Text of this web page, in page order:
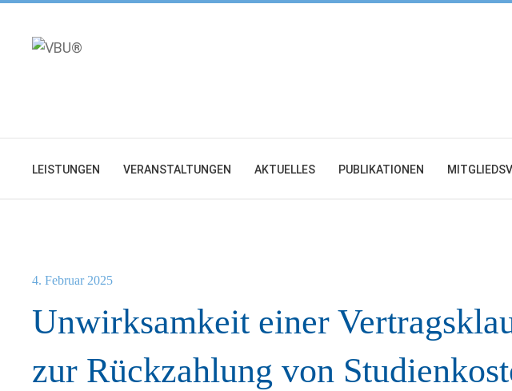
springen
LEISTUNGEN VERANSTALTUNGEN AKTUELLES PUBLIKATIONEN
Unwirksamkeit einer
zur Rückzahlung von
4. Februar 2025